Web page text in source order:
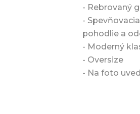
- Rebrovaný
-
pohodlie a
- Moderný
- Oversize
- Na foto